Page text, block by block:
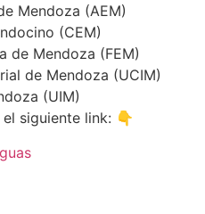
Mendoza (AEM)
(CEM)
de Mendoza (FEM)
de Mendoza (UCIM)
(UIM)
siguiente link: 👇